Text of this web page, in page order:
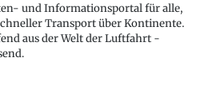
und Informationsportal für alle,
Transport über Kontinente.
aus der Welt der Luftfahrt -